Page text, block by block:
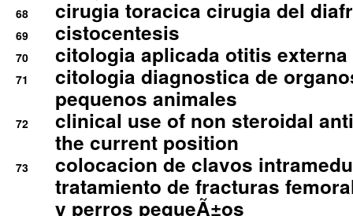
68 cirugia toracica cirugia del
69 cistocentesis
70 citologia aplicada otitis externa
71
citologia diagnostica de
pequenos animales
72
clinical use of non steroidal
the current position
73
colocacion de clavos
tratamiento de fracturas
y perros pequeÃ±os